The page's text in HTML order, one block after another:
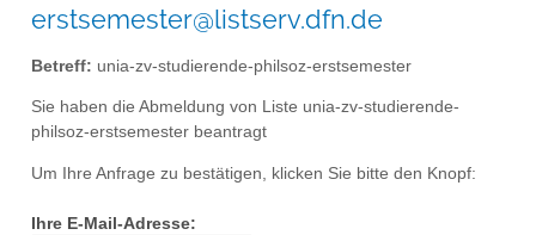
erstsemester@listserv.dfn.de
Betreff: unia-zv-studierende-philsoz-erstsemester
Sie haben die Abmeldung von Liste unia-zv-studierende-
philsoz-erstsemester beantragt
Um Ihre Anfrage zu bestätigen, klicken Sie bitte den Knopf:
Ihre E-Mail-Adresse: